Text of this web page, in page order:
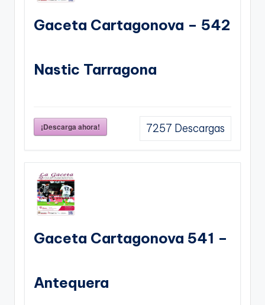
Gaceta Cartagonova – 542
Nastic Tarragona
¡Descarga ahora! 7257 Descargas
Gaceta Cartagonova 541 –
Antequera